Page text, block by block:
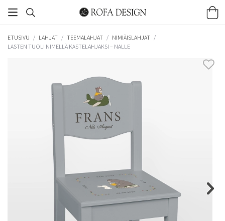
ETUSIVU / LAHJAT / TEEMALAHJAT / NIMIÄISLAHJAT /
LASTEN TUOLI NIMELLÄ KASTELAHJAKSI – NALLE